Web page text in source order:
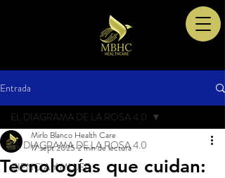
Entrada
EL DIAGRAMA DE LA ROSA 4.0
CIENCIA Y MUJER
EL DIAGRAMA DE LA ROSA 4.0
Tecnologías que cuidan:
Mirlo Blanco Health Care
17 sept 2025 2 min de lectura